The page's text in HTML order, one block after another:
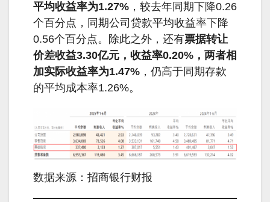
平均收益率为1.27% ，较去年同期下降0.26
个百分点，同期公司贷款平均收益率下降
0.56个百分点。除此之外，还有票据转让
价差收益3.30亿元，收益率0.20%，两者相
加实际收益率为1.47% ，仍高于同期存款
的平均成本率1.26%。
数据来源：招商银行财报